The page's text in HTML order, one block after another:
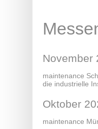
November
maintenance
die industrielle
Oktober
maintenance